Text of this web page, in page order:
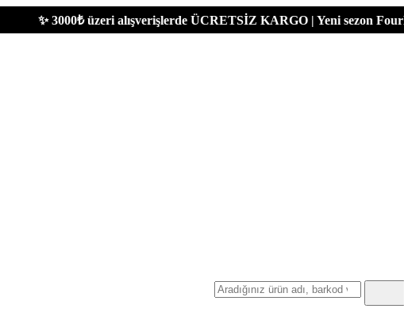
✨ 3000₺ üzeri alışverişlerde ÜCRETSİZ KARGO | Yeni sezon FourHill’de!
Ara